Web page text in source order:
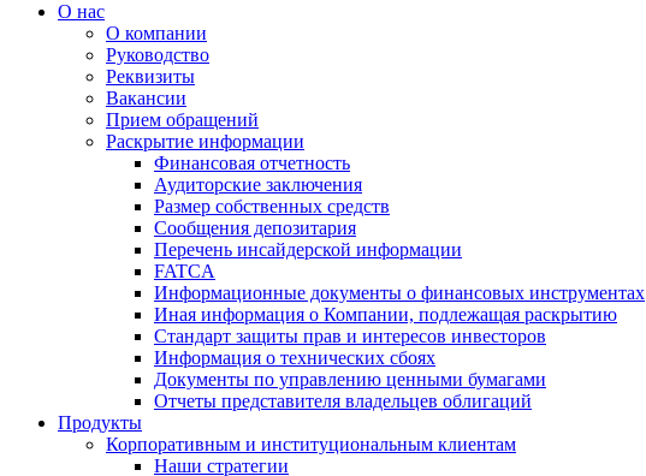
О нас
О компании
Руководство
Реквизиты
Вакансии
Прием обращений
Раскрытие информации
Финансовая отчетность
Аудиторские заключения
Размер собственных средств
Сообщения депозитария
Перечень инсайдерской информации
FATCA
Информационные документы о финансовых инструментах
Иная информация о Компании, подлежащая раскрытию
Стандарт защиты прав и интересов инвесторов
Информация о технических сбоях
Документы по управлению ценными бумагами
Отчеты представителя владельцев облигаций
Продукты
Корпоративным и институциональным клиентам
Наши стратегии